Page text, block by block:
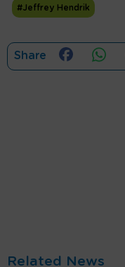
#Jeffrey Hendrik
Share
Related News